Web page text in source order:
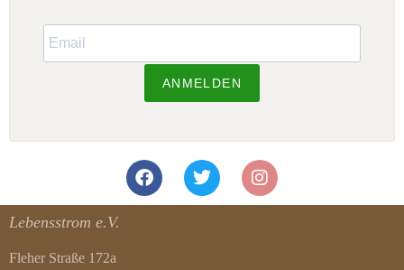
ANMELDEN
Lebensstrom e.V.
Fleher Straße 172a